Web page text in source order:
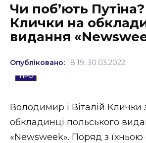
Культура
Освіта
Події
Соціум
Спорт
Чи поб’ють
Клички на
видання
Опубліковано: 18:19, 30.03.2022
Володимир і Віталій Клички
обкладинці польського
«Newsweek». Поряд з